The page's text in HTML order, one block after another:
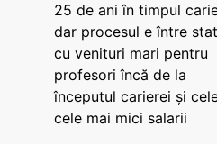
25 de ani în timpul
dar procesul e între
cu venituri mari pentru
profesori încă de la
începutul carierei și
cele mai mici salarii